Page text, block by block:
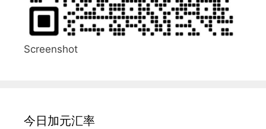
Screenshot
今日加元汇率